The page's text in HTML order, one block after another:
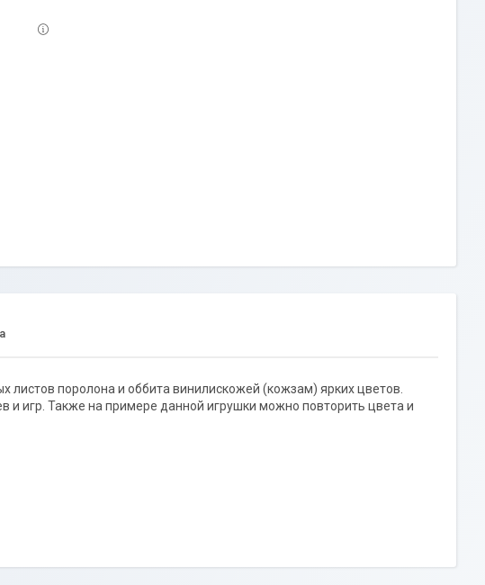
поролона и оббита винилискожей (кожзам) ярких цветов.
игр. Также на примере данной игрушки можно повторить цвета и